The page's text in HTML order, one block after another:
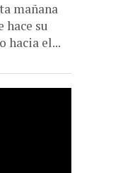
mañana
hace su
hacia el...